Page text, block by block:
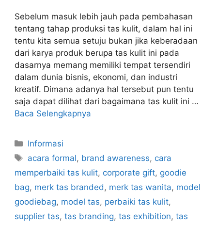
Sebelum masuk lebih jauh pada pembahasan
tentang tahap produksi tas kulit, dalam hal ini
tentu kita semua setuju bukan jika keberadaan
dari karya produk berupa tas kulit ini pada
dasarnya memang memiliki tempat tersendiri
dalam dunia bisnis, ekonomi, dan industri
kreatif. Dimana adanya hal tersebut pun tentu
saja dapat dilihat dari bagaimana tas kulit ini …
Baca Selengkapnya
Kategori
Informasi
Tag
acara formal, brand awareness, cara
memperbaiki tas kulit, corporate gift, goodie
bag, merk tas branded , merk tas wanita, model
goodiebag, model tas, perbaiki tas kulit,
supplier tas, tas branding, tas exhibition, tas